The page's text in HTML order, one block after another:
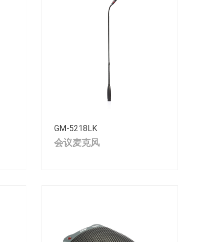
GM-5218LK
会议麦克风